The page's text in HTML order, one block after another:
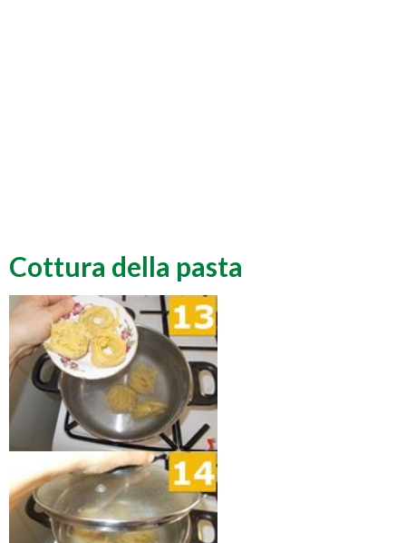
Cottura della pasta